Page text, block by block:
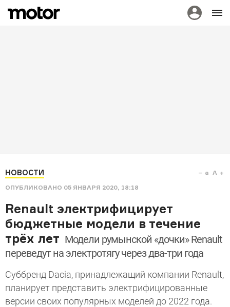
НОВОСТИ
ОПУБЛИКОВАНО 05 ЯНВАРЯ 2020, 18:18
a A
Renault электрифицирует
бюджетные модели в течение
трёх лет Модели румынской «дочки» Renault
переведут на электротягу через два-три года
Суббренд Dacia, принадлежащий компании Renault,
планирует представить электрифицированные
версии своих популярных моделей до 2022 года.